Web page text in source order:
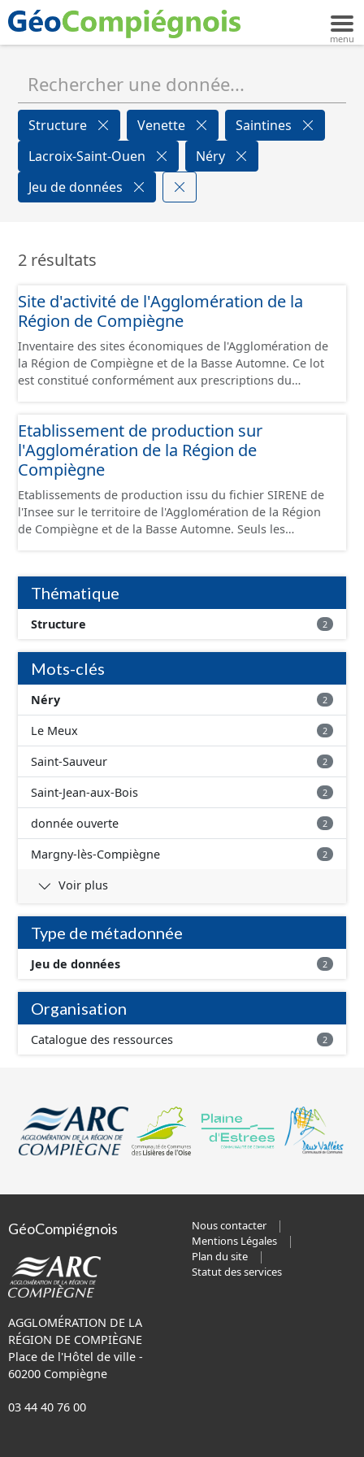
Structure Venette
Saintines
Lacroix-Saint-Ouen
Néry
Jeu de données
2 résultats
Site d'activité de l'Agglomération de la
Région de Compiègne
Inventaire des sites économiques de l'Agglomération de
la Région de Compiègne et de la Basse Automne. Ce lot
est constitué conformément aux prescriptions du
Etablissement de production sur
l'Agglomération de la Région de
Compiègne
Etablissements de production issu du fichier SIRENE de
l'Insee sur le territoire de l'Agglomération de la Région
de Compiègne et de la Basse Automne. Seuls les
et structurés conformément aux prescriptions du
standard CNIG Sites Economiques. Ce lot ne contient pas
la référence aux terrains à vocation économique à ce
jour. Il est filtré au-delà des prescriptions du CNIG se
limitant aux SCI.
Thématique
Structure 2
Mots-clés
Néry 2
Le Meux 2
Saint-Sauveur 2
Saint-Jean-aux-Bois 2
donnée ouverte 2
Margny-lès-Compiègne 2
Voir plus
Type de métadonnée
Jeu de données 2
Organisation
Catalogue des ressources 2
GéoCompiégnois
AGGLOMÉRATION DE LA
RÉGION DE COMPIÈGNE
Place de l'Hôtel de ville -
60200 Compiègne
03 44 40 76 00
Nous contacter
Mentions Légales
Plan du site
Statut des services